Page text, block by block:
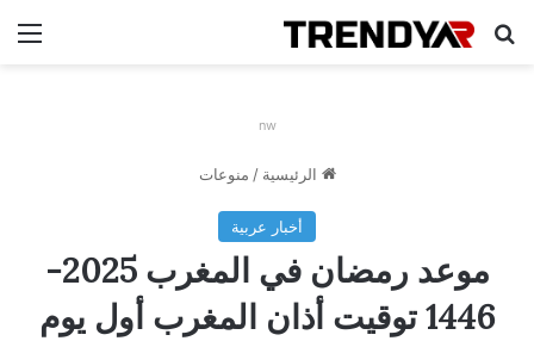
بحث عن
nw
الرئيسية / منوعات
أخبار عربية
موعد رمضان في المغرب 2025-
1446 توقيت أذان المغرب أول يوم